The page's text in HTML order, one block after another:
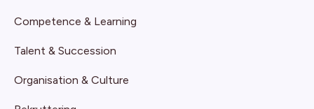
Competence & Learning
Talent & Succession
Organisation & Culture